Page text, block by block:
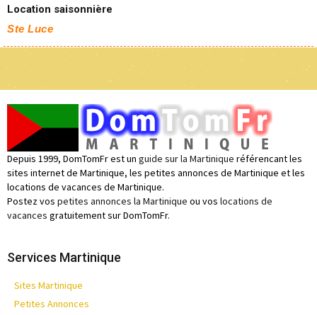
Location saisonnière
Ste Luce
Depuis 1999, DomTomFr est un guide sur la Martinique référencant les
sites internet de Martinique, les petites annonces de Martinique et les
locations de vacances de Martinique.
Postez vos petites annonces la Martinique ou vos locations de
vacances gratuitement sur DomTomFr.
Services Martinique
Sites Martinique
Petites Annonces